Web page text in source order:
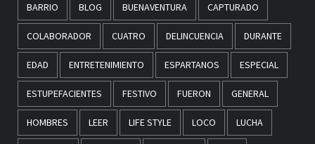
BARRIO BLOG BUENAVENTURA CAPTURADO
COLABORADOR CUATRO DELINCUENCIA DURANTE
EDAD ENTRETENIMIENTO ESPARTANOS ESPECIAL
ESTUPEFACIENTES FESTIVO FUERON GENERAL
HOMBRES LEER LIFE STYLE LOCO LUCHA